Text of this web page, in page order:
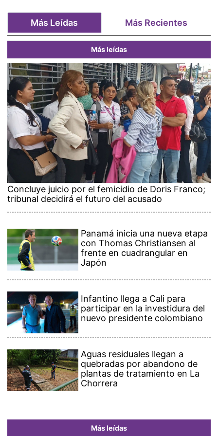
Más Leídas Más Recientes
Más leídas
Concluye juicio por el femicidio de Doris Franco;
tribunal decidirá el futuro del acusado
Panamá inicia una nueva etapa
con Thomas Christiansen al
frente en cuadrangular en
Japón
Infantino llega a Cali para
participar en la investidura del
nuevo presidente colombiano
Aguas residuales llegan a
quebradas por abandono de
plantas de tratamiento en La
Chorrera
Más leídas